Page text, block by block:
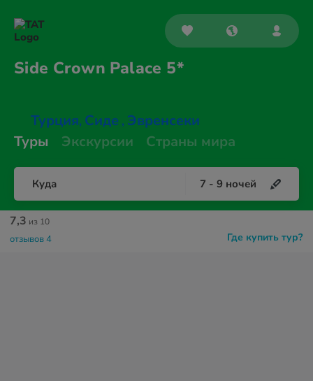
Side Crown Palace 5*
Турция, Сиде , Эвренсеки
Туры
Экскурсии Страны мира
Куда 7 - 9 ночей
Где купить тур?
7,3 из 10
отзывов 4